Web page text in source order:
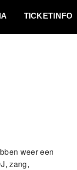
TICKETINFO
weer een
zang,